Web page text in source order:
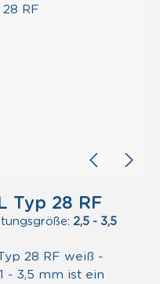
Typ 28 RF
2,5 - 3,5
28 RF weiß -
- 3,5 mm ist ein